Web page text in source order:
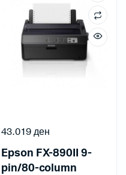
Epson FX-890II 9-
pin/80-column
43.019ден